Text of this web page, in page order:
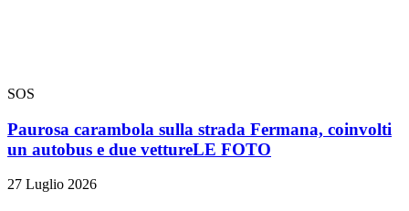
SOS
Paurosa carambola sulla strada Fermana, coinvolti
un autobus e due vettureLE FOTO
27 Luglio 2026